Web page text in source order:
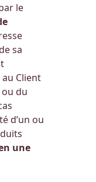
le
sa
Client
du
d’un ou
une